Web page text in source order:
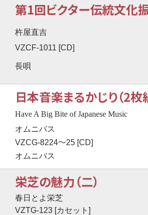
第1回ビクター伝統文化
杵屋直吉
VZCF-1011 [CD]
長唄
日本音楽まるかじり（2枚
Have A Big Bite of Japanese Music
オムニバス
VZCG-8224〜25 [CD]
オムニバス
栄芝の魅力（二）
春日とよ栄芝
VZTG-123 [カセット]